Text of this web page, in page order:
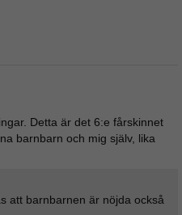
Detta är det 6:e fårskinnet
barnbarn och mig själv, lika
att barnbarnen är nöjda också